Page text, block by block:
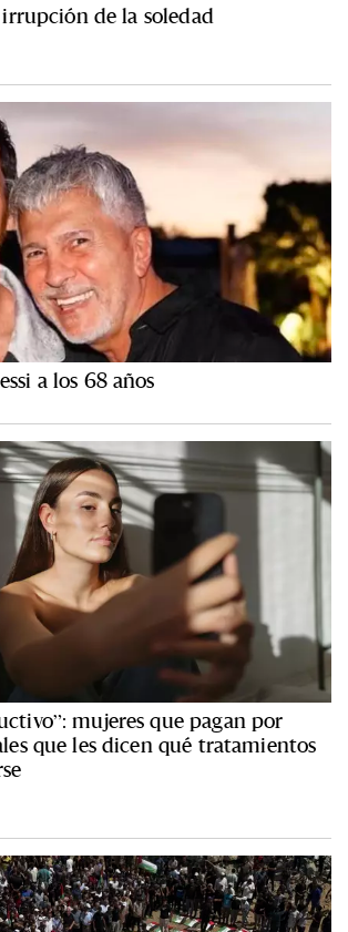
irrupción de la soledad
a los 68 años
mujeres que pagan por
que les dicen qué tratamientos